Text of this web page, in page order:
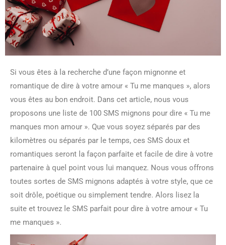
Si vous êtes à la recherche d’une façon mignonne et
romantique de dire à votre amour « Tu me manques », alors
vous êtes au bon endroit. Dans cet article, nous vous
proposons une liste de 100 SMS mignons pour dire « Tu me
manques mon amour ». Que vous soyez séparés par des
kilomètres ou séparés par le temps, ces SMS doux et
romantiques seront la façon parfaite et facile de dire à votre
partenaire à quel point vous lui manquez. Nous vous offrons
toutes sortes de SMS mignons adaptés à votre style, que ce
soit drôle, poétique ou simplement tendre. Alors lisez la
suite et trouvez le SMS parfait pour dire à votre amour « Tu
me manques ».